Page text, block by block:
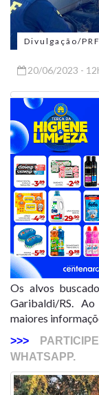
Divulgação/PRF
20/06/2023 -
Os alvos
Garibaldi/RS.
maiores
>>>
WHATSAPP.